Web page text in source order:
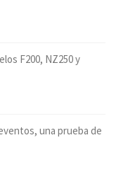
F200, NZ250 y
una prueba de